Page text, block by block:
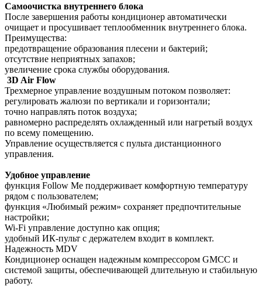
Самоочистка внутреннего блока
После завершения работы кондиционер автоматически
очищает и просушивает теплообменник внутреннего блока.
Преимущества:
предотвращение образования плесени и бактерий;
отсутствие неприятных запахов;
увеличение срока службы оборудования.
3D Air Flow
Трехмерное управление воздушным потоком позволяет:
регулировать жалюзи по вертикали и горизонтали;
точно направлять поток воздуха;
равномерно распределять охлажденный или нагретый воздух
по всему помещению.
Управление осуществляется с пульта дистанционного
управления.
Удобное управление
функция Follow Me поддерживает комфортную температуру
рядом с пользователем;
функция «Любимый режим» сохраняет предпочтительные
настройки;
Wi-Fi управление доступно как опция;
удобный ИК-пульт с держателем входит в комплект.
Надежность MDV
Кондиционер оснащен надежным компрессором GMCC и
системой защиты, обеспечивающей длительную и стабильную
работу.